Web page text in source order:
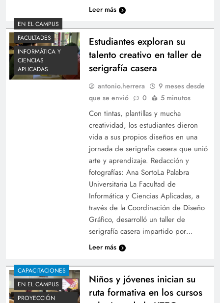
Leer más
EN EL CAMPUS
FACULTADES
INFORMÁTICA Y
CIENCIAS
APLICADAS
Estudiantes exploran su
talento creativo en taller de
serigrafía casera
antonio.herrera
9 meses desde
que se envió
0 5 minutos
Con tintas, plantillas y mucha
creatividad, los estudiantes dieron
vida a sus propios diseños en una
jornada de serigrafía casera que unió
arte y aprendizaje. Redacción y
fotografías: Ana SortoLa Palabra
Universitaria La Facultad de
Informática y Ciencias Aplicadas, a
través de la Coordinación de Diseño
Gráfico, desarrolló un taller de
serigrafía casera impartido por…
Leer más
CAPACITACIONES
EN EL CAMPUS
PROYECCIÓN
Niños y jóvenes inician su
ruta formativa en los cursos